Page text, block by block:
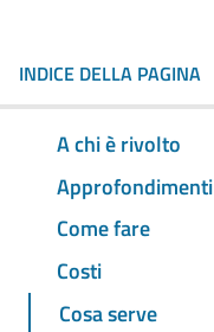
INDICE DELLA PAGINA
A chi è rivolto
Approfondimenti
Come fare
Costi
Cosa serve